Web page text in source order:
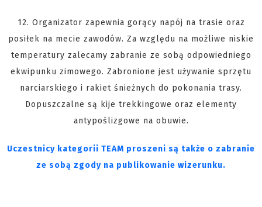
12. Organizator zapewnia gorący napój na trasie oraz
posiłek na mecie zawodów. Za względu na możliwe niskie
temperatury zalecamy zabranie ze sobą odpowiedniego
ekwipunku zimowego. Zabronione jest używanie sprzętu
narciarskiego i rakiet śnieżnych do pokonania trasy.
Dopuszczalne są kije trekkingowe oraz elementy
antypoślizgowe na obuwie.
Uczestnicy kategorii TEAM proszeni są także o zabranie
ze sobą zgody na publikowanie wizerunku.